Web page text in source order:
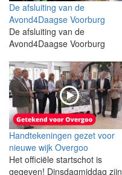
De afsluiting van de
Avond4Daagse Voorburg
De afsluiting van de
Avond4Daagse Voorburg
Handtekeningen gezet voor
nieuwe wijk Overgoo
Het officiële startschot is
gegeven! Dinsdagmiddag zijn